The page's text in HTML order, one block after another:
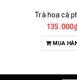
Đường
18.000₫
MUA